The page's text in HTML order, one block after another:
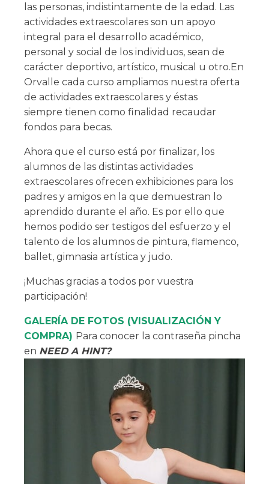
las personas, indistintamente de la edad. Las
actividades extraescolares son un apoyo
integral para el desarrollo académico,
personal y social de los individuos, sean de
carácter deportivo, artístico, musical u otro.En
Orvalle cada curso ampliamos nuestra oferta
de actividades extraescolares y éstas
siempre tienen como finalidad recaudar
fondos para becas.
Ahora que el curso está por finalizar, los
alumnos de las distintas actividades
extraescolares ofrecen exhibiciones para los
padres y amigos en la que demuestran lo
aprendido durante el año. Es por ello que
hemos podido ser testigos del esfuerzo y el
talento de los alumnos de pintura, flamenco,
ballet, gimnasia artística y judo.
¡Muchas gracias a todos por vuestra
participación!
GALERÍA DE FOTOS (VISUALIZACIÓN Y
COMPRA) Para conocer la contraseña pincha
en NEED A HINT?